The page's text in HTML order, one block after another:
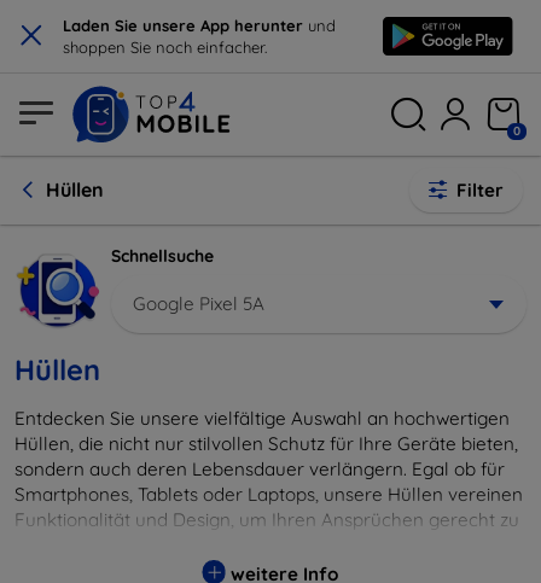
× Laden Sie unsere App herunter und
shoppen Sie noch einfacher.
0
Hüllen Filter
Schnellsuche
Google Pixel 5A
Hüllen
Entdecken Sie unsere vielfältige Auswahl an hochwertigen
Hüllen, die nicht nur stilvollen Schutz für Ihre Geräte bieten,
sondern auch deren Lebensdauer verlängern. Egal ob für
Smartphones, Tablets oder Laptops, unsere Hüllen vereinen
Funktionalität und Design, um Ihren Ansprüchen gerecht zu
Farben, um Ihren persönlichen Stil perfekt zu
weitere Info